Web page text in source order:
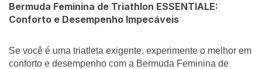
Bermuda Feminina de Triathlon ESSENTIALE:
Conforto e Desempenho Impecáveis
Se você é uma triatleta exigente, experimente o melhor em
conforto e desempenho com a Bermuda Feminina de